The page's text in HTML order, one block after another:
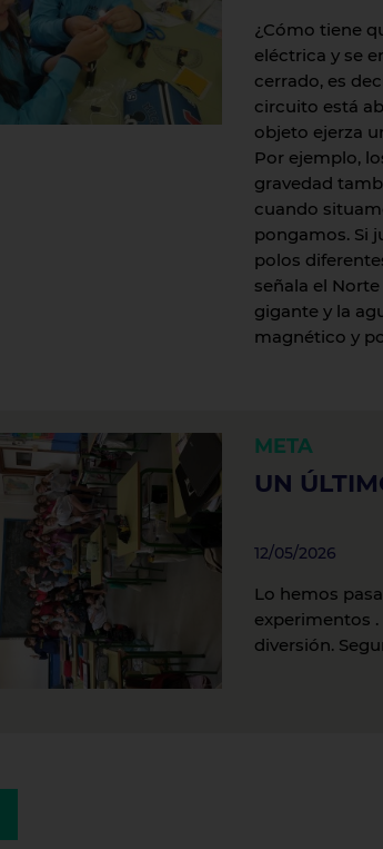
¿Cómo tiene
eléctrica y se
cerrado, es
circuito está
objeto ejerza
Por ejemplo,
gravedad
cuando
pongamos. Si
polos
señala el
gigante y la
magnético y
META
UN
12/05/2026
Lo hemos
experimentos
diversión.